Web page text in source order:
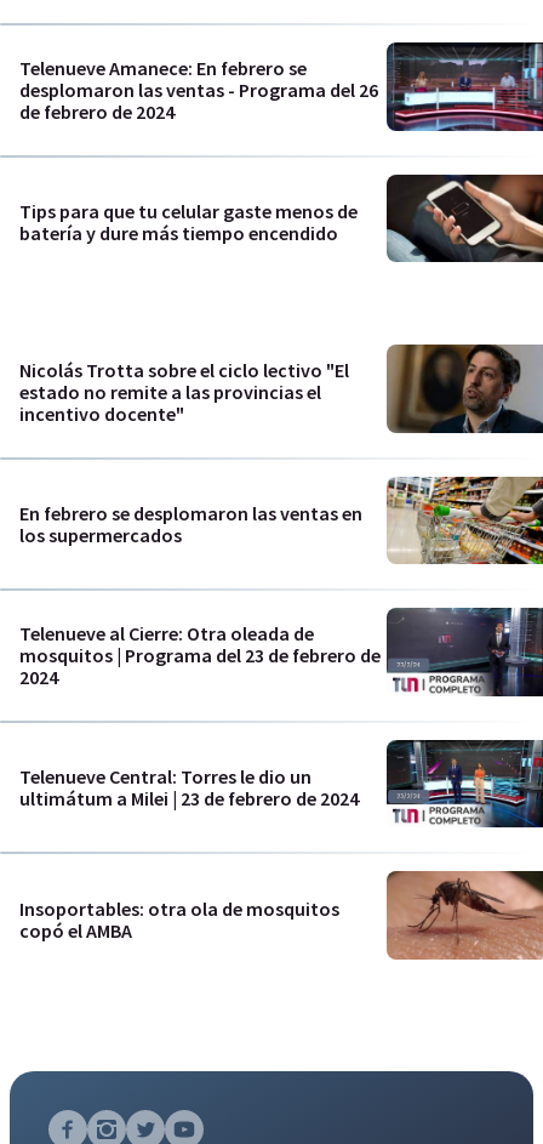
Telenueve Amanece: En febrero se
desplomaron las ventas - Programa del 26
de febrero de 2024
Tips para que tu celular gaste menos de
batería y dure más tiempo encendido
Nicolás Trotta sobre el ciclo lectivo "El
estado no remite a las provincias el
incentivo docente"
En febrero se desplomaron las ventas en
los supermercados
Telenueve al Cierre: Otra oleada de
mosquitos | Programa del 23 de febrero de
2024
Telenueve Central: Torres le dio un
ultimátum a Milei | 23 de febrero de 2024
Insoportables: otra ola de mosquitos
copó el AMBA